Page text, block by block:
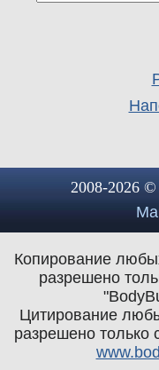
2008-2026
Копирование
разрешено
Цитирование
разрешено только